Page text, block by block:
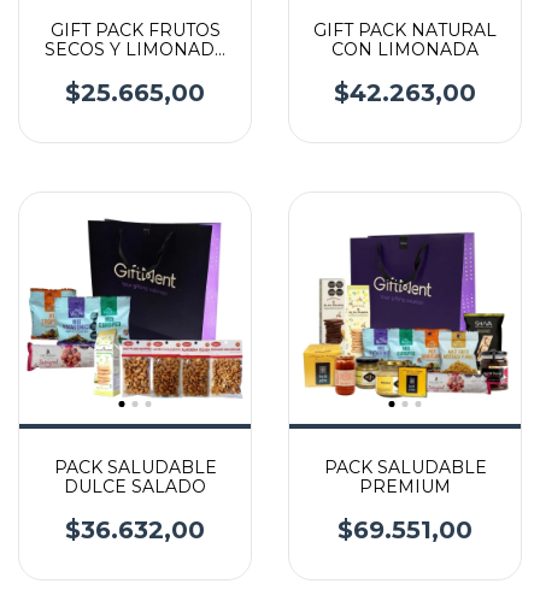
GIFT PACK FRUTOS
SECOS Y LIMONADA
$25.665,00
GIFT PACK NATURAL
CON LIMONADA
$42.263,00
PACK SALUDABLE
DULCE SALADO
$36.632,00
PACK SALUDABLE
PREMIUM
$69.551,00